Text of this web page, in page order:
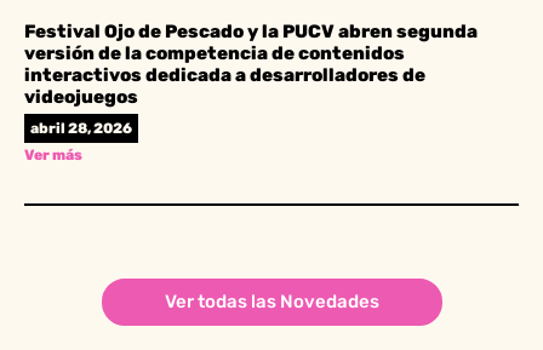
Festival Ojo de Pescado y la PUCV abren segunda
versión de la competencia de contenidos
interactivos dedicada a desarrolladores de
videojuegos
abril 28, 2026
Ver más
Ver todas las Novedades